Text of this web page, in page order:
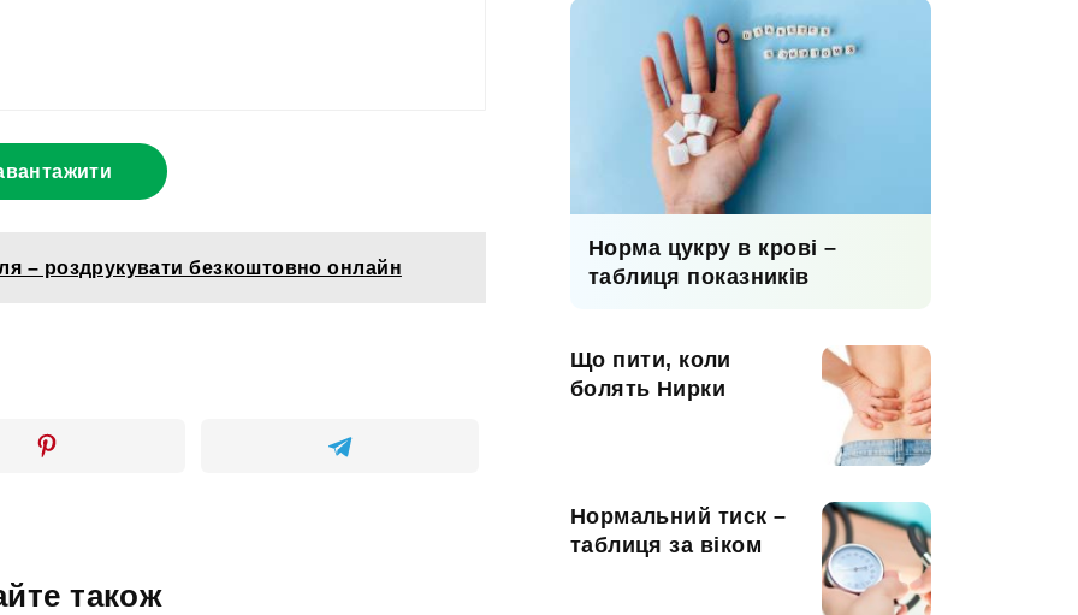
– роздрукувати безкоштовно онлайн
також
Норма цукру в крові –
таблиця показників
Що пити, коли
болять Нирки
Нормальний тиск –
таблиця за віком